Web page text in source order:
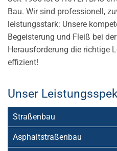
Bau. Wir sind professionell,
leistungsstark: Unsere
Begeisterung und Fleiß bei
Herausforderung die richtige
effizient!
Unser
Straßenbau
Asphaltstraßenbau